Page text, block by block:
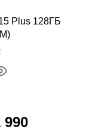
Plus 128ГБ
990